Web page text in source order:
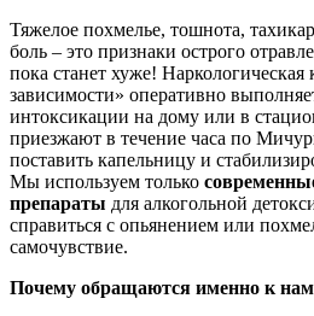
Тяжелое похмелье, тошнота,
боль – это признаки острого
пока станет хуже!
зависимости» оперативно
интоксикации на дому или в
приезжают в течение часа по
поставить капельницу и
Мы используем только
препараты для алкогольной
справиться с опьянением или
самочувствие.
Почему обращаются именно к